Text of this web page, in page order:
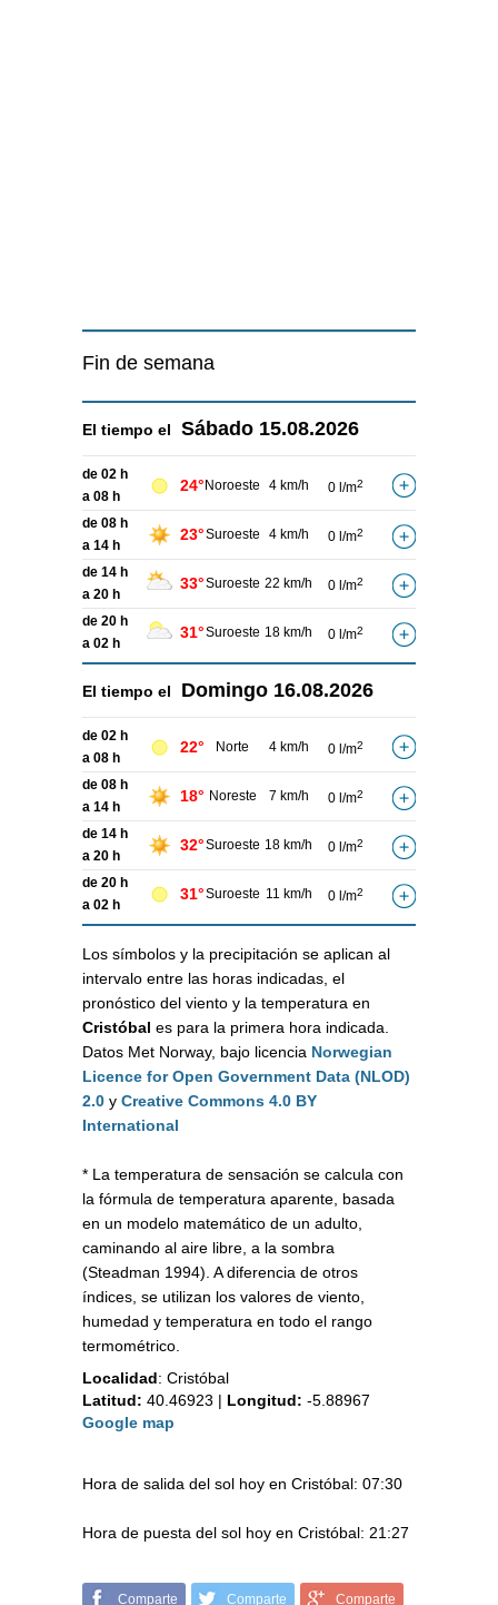
Fin de semana
El tiempo el Sábado 15.08.2026
de 02 h
a 08 h
24° Noroeste 4 km/h 0 l/m2
de 08 h
a 14 h
23°Suroeste 4 km/h 0 l/m2
de 14 h
a 20 h
33°Suroeste 22 km/h 0 l/m2
de 20 h
a 02 h
31°Suroeste 18 km/h 0 l/m2
El tiempo el Domingo 16.08.2026
de 02 h
a 08 h
22° Norte 4 km/h 0 l/m2
de 08 h
a 14 h
18° Noreste 7 km/h 0 l/m2
de 14 h
a 20 h
32°Suroeste 18 km/h 0 l/m2
de 20 h
a 02 h
31°Suroeste 11 km/h 0 l/m2
Los símbolos y la precipitación se aplican al
intervalo entre las horas indicadas, el
pronóstico del viento y la temperatura en
Cristóbal es para la primera hora indicada.
Datos Met Norway, bajo licencia Norwegian
Licence for Open Government Data (NLOD)
2.0 y Creative Commons 4.0 BY
International
* La temperatura de sensación se calcula con
la fórmula de temperatura aparente, basada
en un modelo matemático de un adulto,
caminando al aire libre, a la sombra
(Steadman 1994). A diferencia de otros
índices, se utilizan los valores de viento,
humedad y temperatura en todo el rango
termométrico.
Localidad: Cristóbal
Latitud: 40.46923 | Longitud: -5.88967
Google map
Hora de salida del sol hoy en Cristóbal: 07:30
Hora de puesta del sol hoy en Cristóbal: 21:27
Comparte Comparte Comparte